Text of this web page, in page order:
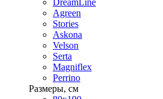
DreamLine
Agreen
Stories
Askona
Velson
Serta
Magniflex
Perrino
Размеры, см